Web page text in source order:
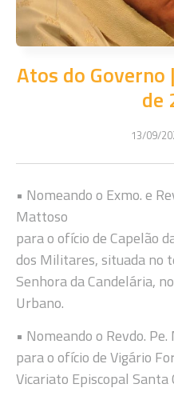
Atos do
de
13/09/
• Nomeando o Exmo. e
Mattoso
para o ofício de Capelão
dos Militares, situada no
Senhora da Candelária,
Urbano.
• Nomeando o Revdo.
para o ofício de Vigário
Vicariato Episcopal Santa